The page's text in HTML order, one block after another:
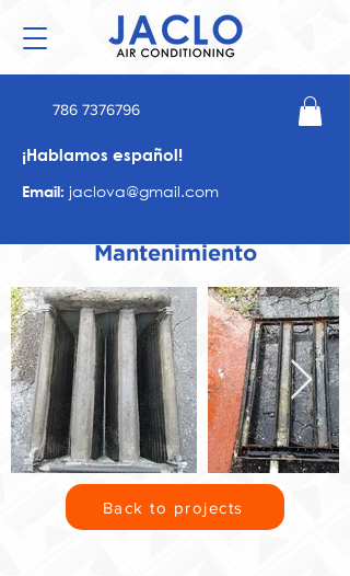
786 7376796
¡Hablamos español!
Email: jaclova@gmail.com
Mantenimiento
Back to projects